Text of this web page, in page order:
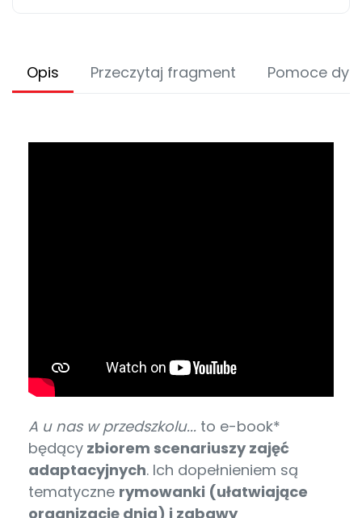
Opis Przeczytaj fragment Pomoce
A u nas w przedszkolu... to e-book*
będący zbiorem scenariuszy zajęć
adaptacyjnych. Ich dopełnieniem są
tematyczne rymowanki (ułatwiające
organizację dnia) i zabawy